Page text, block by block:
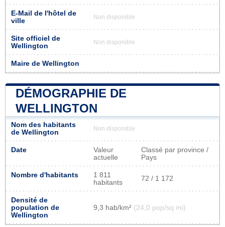
E-Mail de l'hôtel de
ville
Non disponible
Site officiel de
Wellington
Non disponible
Maire de Wellington
DÉMOGRAPHIE DE
WELLINGTON
Nom des habitants
de Wellington
Non disponible
Date
Valeur
actuelle
Classé par province /
Pays
Nombre d'habitants
1 811
habitants
72 / 1 172
Densité de
population de
Wellington
9,3 hab/km² (24,0 pop/sq mi)